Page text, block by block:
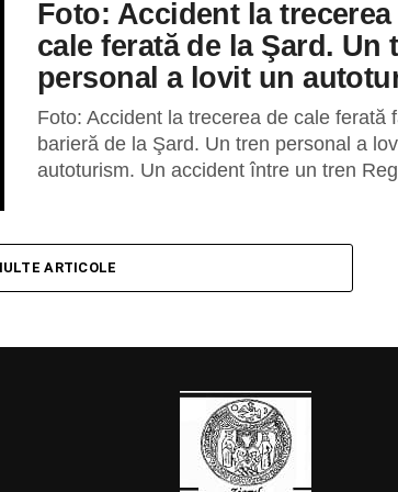
Foto: Accident la trecerea
cale ferată de la Şard. Un
personal a lovit un
Foto: Accident la trecerea de cale ferată
barieră de la Şard. Un tren personal a
autoturism. Un accident între un tren
ARTICOLE